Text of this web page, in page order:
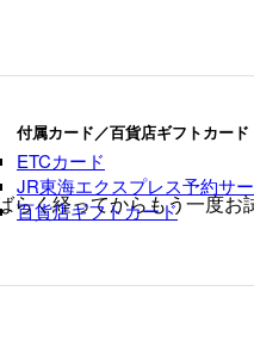
付属カード／百貨店ギフトカード
ETCカード
JR東海エクスプレス予約サ
百貨店ギフトカード
く経ってからもう一度お